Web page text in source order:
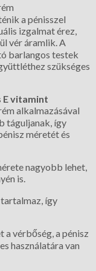
a pénisszel
izgalmat érez,
vér áramlik. A
barlangos testek
szükséges
E vitamint
alkalmazásával
táguljanak, így
méretét és
nagyobb lehet,
is.
így
vérbőség, a pénisz
használatára van